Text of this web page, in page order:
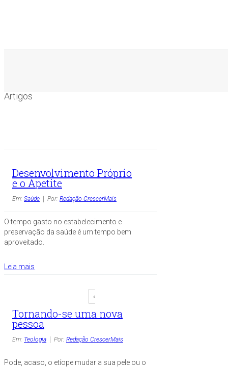
Artigos
Desenvolvimento Próprio
e o Apetite
Em: Saúde Por: Redação CrescerMais
O tempo gasto no estabelecimento e
preservação da saúde é um tempo bem
aproveitado.
Leia mais
Tornando-se uma nova
pessoa
Em: Teologia Por: Redação CrescerMais
Pode, acaso, o etíope mudar a sua pele ou o
‹